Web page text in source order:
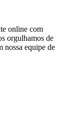
online com
orgulhamos de
nossa equipe de